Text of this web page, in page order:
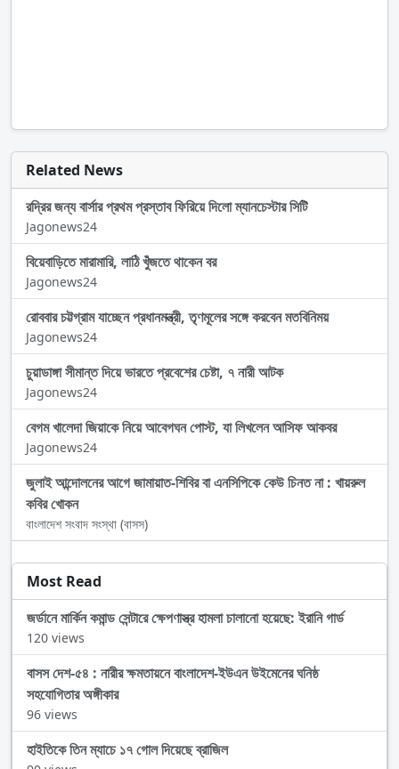
Related News
রদ্রির জন্য বার্সার প্রথম প্রস্তাব ফিরিয়ে দিলো ম্যানচেস্টার সিটি
Jagonews24
বিয়েবাড়িতে মারামারি, লাঠি খুঁজতে থাকেন বর
Jagonews24
রোববার চট্টগ্রাম যাচ্ছেন প্রধানমন্ত্রী, তৃণমূলের সঙ্গে করবেন মতবিনিময়
Jagonews24
চুয়াডাঙ্গা সীমান্ত দিয়ে ভারতে প্রবেশের চেষ্টা, ৭ নারী আটক
Jagonews24
বেগম খালেদা জিয়াকে নিয়ে আবেগঘন পোস্ট, যা লিখলেন আসিফ আকবর
Jagonews24
জুলাই আন্দোলনের আগে জামায়াত-শিবির বা এনসিপিকে কেউ চিনত না : খায়রুল
কবির খোকন
বাংলাদেশ সংবাদ সংস্থা (বাসস)
Most Read
জর্ডানে মার্কিন কমান্ড সেন্টারে ক্ষেপণাস্ত্র হামলা চালানো হয়েছে: ইরানি গার্ড
120 views
বাসস দেশ-৫৪ : নারীর ক্ষমতায়নে বাংলাদেশ-ইউএন উইমেনের ঘনিষ্ঠ
সহযোগিতার অঙ্গীকার
96 views
হাইতিকে তিন ম্যাচে ১৭ গোল দিয়েছে ব্রাজিল